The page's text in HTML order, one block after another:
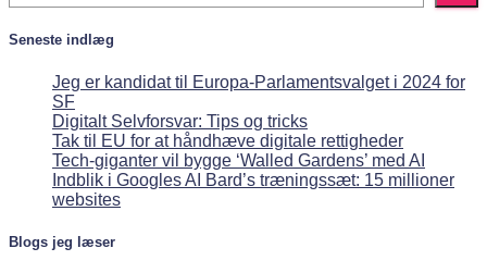
Seneste indlæg
Jeg er kandidat til Europa-Parlamentsvalget i 2024 for
SF
Digitalt Selvforsvar: Tips og tricks
Tak til EU for at håndhæve digitale rettigheder
Tech-giganter vil bygge ‘Walled Gardens’ med AI
Indblik i Googles AI Bard’s træningssæt: 15 millioner
websites
Blogs jeg læser